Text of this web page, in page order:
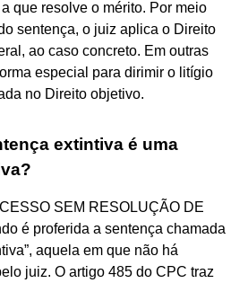
que resolve o mérito. Por meio
sentença, o juiz aplica o Direito
ao caso concreto. Em outras
especial para dirimir o litígio
no Direito objetivo.
extintiva é uma
SEM RESOLUÇÃO DE
é proferida a sentença chamada
aquela em que não há
juiz. O artigo 485 do CPC traz